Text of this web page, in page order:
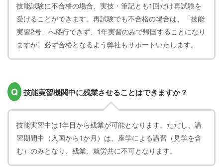
技能試験に不合格の場合、実技・筆記とも1回だけ再試験を
受けることができます。再試験でも不合格の場合は、「技能
実習2号」へ移行できず、1年実習のみで帰国することになり
ますが、必ず合格となるよう弊社もサポートいたします。
Q 技能実習機関中に残業させることはできますか？
技能実習中は1年目から残業が可能となります。ただし、講
習期間中（入国から1か月）は、座学による講習（見学を含
む）のみとなり、残業、就労共に不可となります。